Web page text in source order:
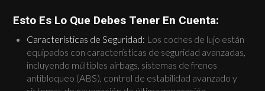
Esto Es Lo Que Debes Tener En Cuenta:
Características de Seguridad: Los coches de lujo están
equipados con características de seguridad avanzadas,
incluyendo múltiples airbags, sistemas de frenos
antibloqueo (ABS), control de estabilidad avanzado y